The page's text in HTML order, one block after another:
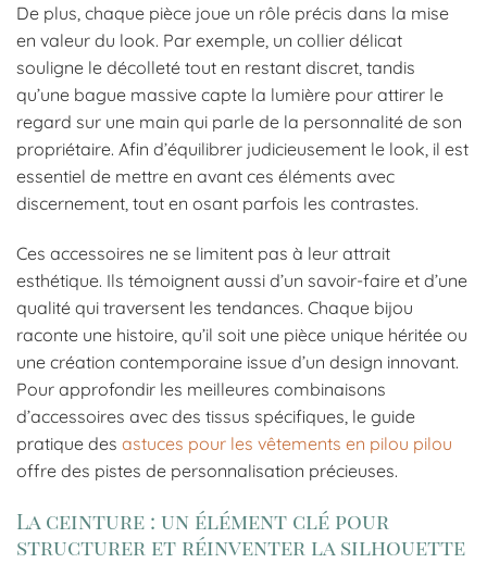
De plus, chaque pièce joue un rôle précis dans la mise
en valeur du look. Par exemple, un collier délicat
souligne le décolleté tout en restant discret, tandis
qu’une bague massive capte la lumière pour attirer le
regard sur une main qui parle de la personnalité de son
propriétaire. Afin d’équilibrer judicieusement le look, il est
essentiel de mettre en avant ces éléments avec
discernement, tout en osant parfois les contrastes.
Ces accessoires ne se limitent pas à leur attrait
esthétique. Ils témoignent aussi d’un savoir-faire et d’une
qualité qui traversent les tendances. Chaque bijou
raconte une histoire, qu’il soit une pièce unique héritée ou
une création contemporaine issue d’un design innovant.
Pour approfondir les meilleures combinaisons
d’accessoires avec des tissus spécifiques, le guide
pratique des astuces pour les vêtements en pilou pilou
offre des pistes de personnalisation précieuses.
La ceinture : un élément clé pour
structurer et réinventer la silhouette